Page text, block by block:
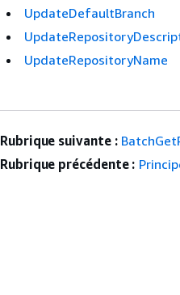
UpdateDefaultBranch
UpdateRepositoryName
Rubrique suivante :
Rubrique précédente :